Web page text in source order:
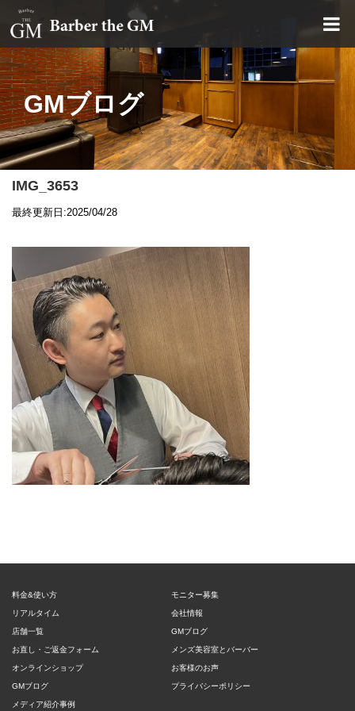
大阪・本町｜大人の散髪屋
GMブログ
IMG_3653
最終更新日:2025/04/28
料金&使い方
リアルタイム
店舗一覧
お直し・ご返金フォーム
オンラインショップ
GMブログ
メディア紹介事例
モニター募集
会社情報
GMブログ
メンズ美容室とバーバー
お客様のお声
プライバシーポリシー